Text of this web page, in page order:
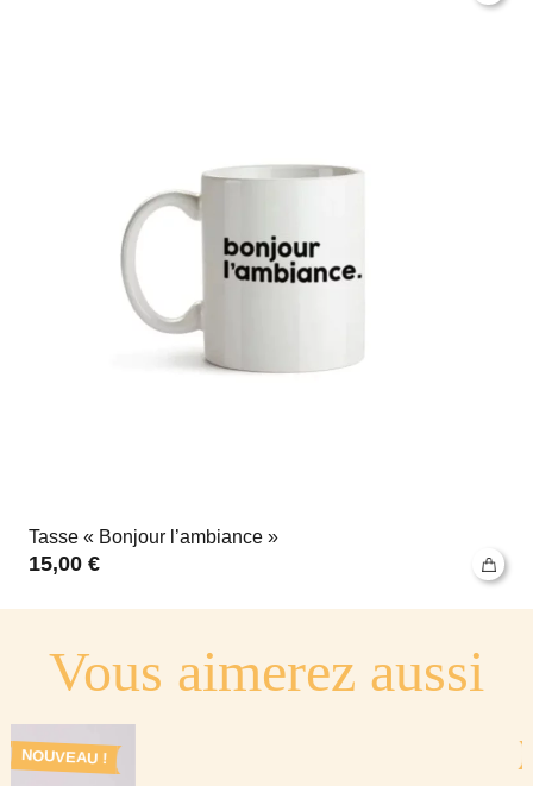
Tasse « Bonjour l’ambiance »
15,00 €
Vous aimerez aussi